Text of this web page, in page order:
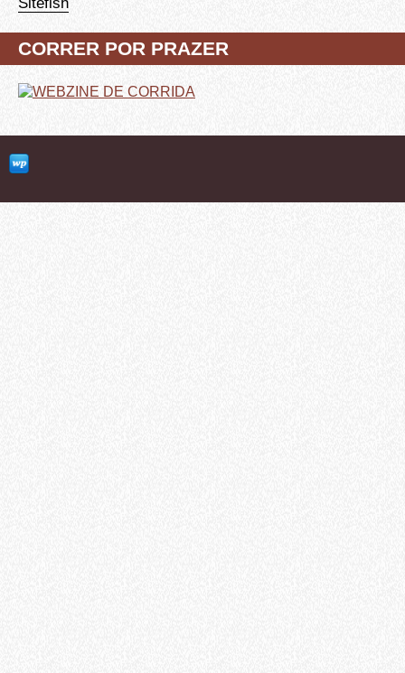
CORRER POR PRAZER